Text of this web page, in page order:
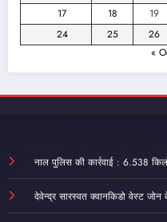
17
18 19
24
25 26
«
नाल पुलिस की कार्रवाई : 6.538
देवेन्द्र सारस्वत क्वानकिडो वेस्ट